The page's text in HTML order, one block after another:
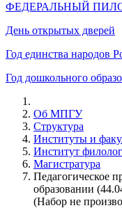
ФЕДЕРАЛЬНЫЙ
День открытых дверей
Год единства народов
Год дошкольного
Об МПГУ
Структура
Институты и
Институт
Магистратура
Педагогическое
образовании
(Набор не